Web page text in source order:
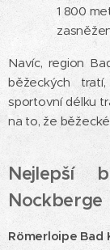
1 800
Navíc, region
běžeckých
sportovní délku
na to, že
Nejlepší
Nockberge
Römerloipe Bad